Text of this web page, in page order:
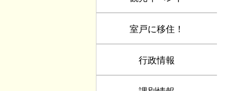
室戸に移住！
行政情報